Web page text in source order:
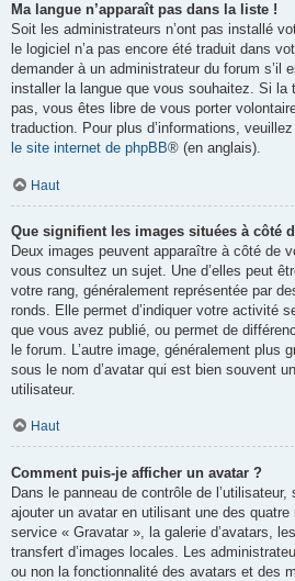
Ma langue n’apparaît pas dans la liste !
Soit les administrateurs n’ont pas installé
le logiciel n’a pas encore été traduit dans
demander à un administrateur du forum s’il
installer la langue que vous souhaitez. Si la
pas, vous êtes libre de vous porter
traduction. Pour plus d’informations,
le site internet de phpBB® (en anglais).
Haut
Que signifient les images situées à côté
Deux images peuvent apparaître à côté de
vous consultez un sujet. Une d’elles peut
votre rang, généralement représentée par
ronds. Elle permet d’indiquer votre activité
que vous avez publié, ou permet de
le forum. L’autre image, généralement plus
sous le nom d’avatar qui est bien souvent
utilisateur.
Haut
Comment puis-je afficher un avatar ?
Dans le panneau de contrôle de
ajouter un avatar en utilisant une des
service « Gravatar », la galerie d’avatars,
transfert d’images locales. Les
ou non la fonctionnalité des avatars et des